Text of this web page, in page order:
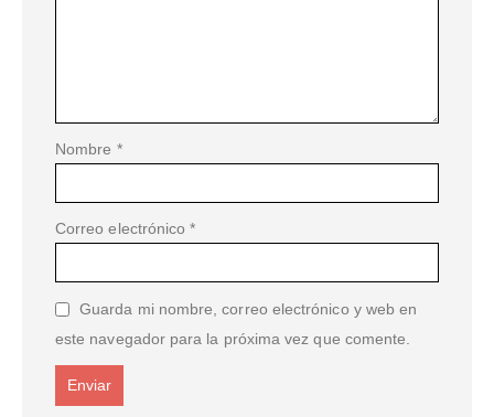
Nombre *
Correo electrónico*
Guarda mi nombre, correo electrónico y web en
este navegador para la próxima vez que comente.